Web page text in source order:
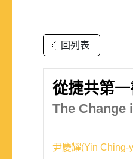
回列表
從捷共第
The Change
尹慶耀(Yin Ching-